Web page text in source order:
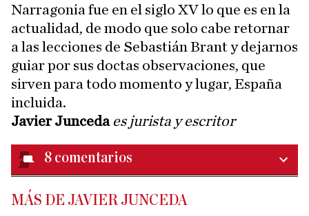
Narragonia fue en el siglo XV lo que es en la
actualidad, de modo que solo cabe retornar
a las lecciones de Sebastián Brant y dejarnos
guiar por sus doctas observaciones, que
sirven para todo momento y lugar, España
incluida.
Javier Junceda es jurista y escritor
8 comentarios
MÁS DE JAVIER JUNCEDA